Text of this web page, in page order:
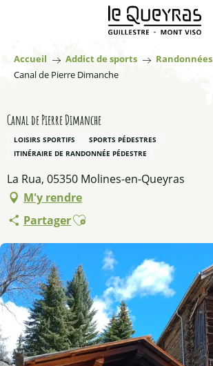
principal
Accueil Addict de sports
Randonnées
Canal de Pierre Dimanche
Canal de Pierre Dimanche
LOISIRS SPORTIFS
SPORTS PÉDESTRES
ITINÉRAIRE DE RANDONNÉE PÉDESTRE
La Rua, 05350 Molines-en-Queyras
M'y rendre
PartagerAjouter aux favoris